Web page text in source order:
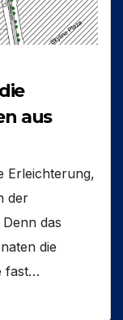
aus
Erleichterung,
der
das
die
fast…